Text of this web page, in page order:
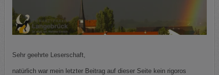
Sehr geehrte Leserschaft,
natürlich war mein letzter Beitrag auf dieser Seite kein rigoros